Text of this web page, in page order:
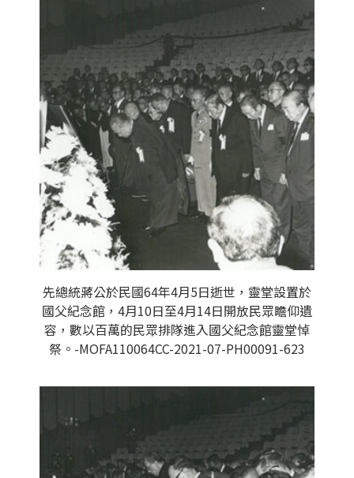
先總統蔣公於民國64年4月5日逝世，靈堂設置於
國父紀念館，4月10日至4月14日開放民眾瞻仰遺
容，數以百萬的民眾排隊進入國父紀念館靈堂悼
祭。-MOFA110064CC-2021-07-PH00091-623